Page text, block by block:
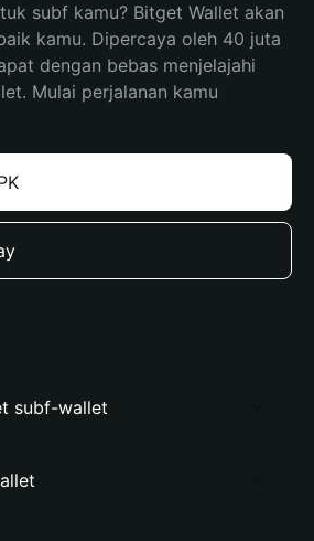
subf kamu? Bitget Wallet akan
kamu. Dipercaya oleh 40 juta
dengan bebas menjelajahi
Mulai perjalanan kamu
subf-wallet